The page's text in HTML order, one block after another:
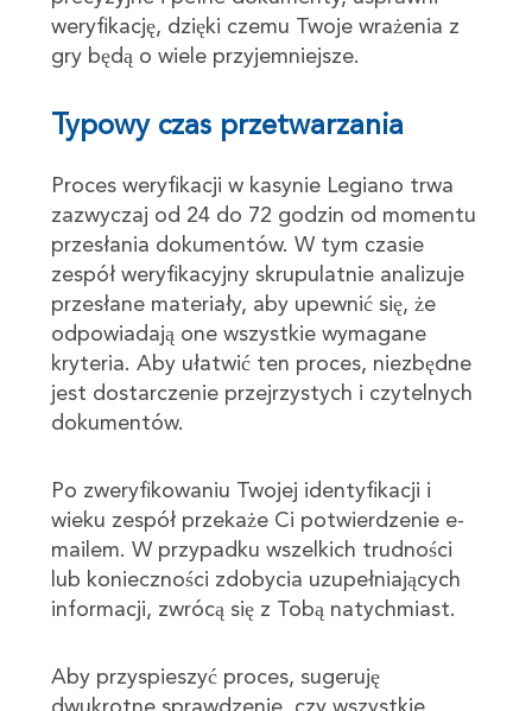
weryfikację, dzięki czemu Twoje wrażenia z
gry będą o wiele przyjemniejsze.
Typowy czas przetwarzania
Proces weryfikacji w kasynie Legiano trwa
zazwyczaj od 24 do 72 godzin od momentu
przesłania dokumentów. W tym czasie
zespół weryfikacyjny skrupulatnie analizuje
przesłane materiały, aby upewnić się, że
odpowiadają one wszystkie wymagane
kryteria. Aby ułatwić ten proces, niezbędne
jest dostarczenie przejrzystych i czytelnych
dokumentów.
Po zweryfikowaniu Twojej identyfikacji i
wieku zespół przekaże Ci potwierdzenie e-
mailem. W przypadku wszelkich trudności
lub konieczności zdobycia uzupełniających
informacji, zwrócą się z Tobą natychmiast.
Aby przyspieszyć proces, sugeruję